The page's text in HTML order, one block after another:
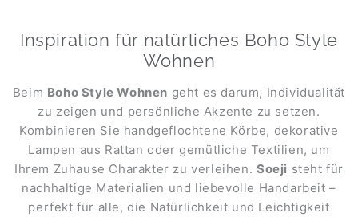
Inspiration für natürliches Boho Style
Wohnen
Beim Boho Style Wohnen geht es darum, Individualität
zu zeigen und persönliche Akzente zu setzen.
Kombinieren Sie handgeflochtene Körbe, dekorative
Lampen aus Rattan oder gemütliche Textilien, um
Ihrem Zuhause Charakter zu verleihen. Soeji steht für
nachhaltige Materialien und liebevolle Handarbeit –
perfekt für alle, die Natürlichkeit und Leichtigkeit